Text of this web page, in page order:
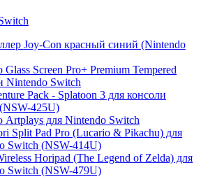
Joy-Con красный синий (Nintendo
Screen Pro+ Premium Tempered
Nintendo Switch
Pack - Splatoon 3 для консоли
425U)
Artplays для Nintendo Switch
Split Pad Pro (Lucario & Pikachu) для
Switch (NSW-414U)
Horipad (The Legend of Zelda) для
Switch (NSW-479U)